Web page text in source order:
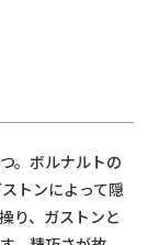
。ボルナルトの
トンによって隠
り、ガストンと